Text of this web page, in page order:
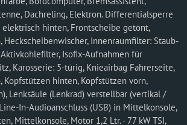
Dachreling, Elektron. Differentialsperre
elektrisch hinten, Frontscheibe getönt,
Heckscheibenwischer, Innenraumfilter: Staub-
Isofix-Aufnahmen für
Karosserie: 5-türig, Knieairbag Fahrerseite,
Kopfstützen hinten, Kopfstützen vorn,
Lenksäule (Lenkrad) verstellbar (vertikal /
In-Audioanschluss (USB) in Mittelkonsole,
Mittelkonsole, Motor 1,2 Ltr. - 77 kW TSI,